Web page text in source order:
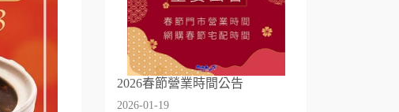
2026春節營業時間公告
2026-01-19